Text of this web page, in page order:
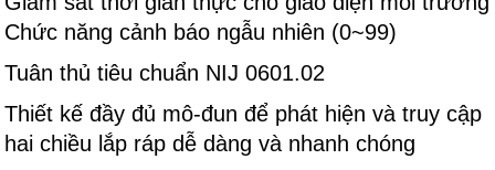
Chức năng cảnh báo ngẫu nhiên (0~99)
Tuân thủ tiêu chuẩn NIJ 0601.02
Thiết kế đầy đủ mô-đun để phát hiện và truy cập
hai chiều lắp ráp dễ dàng và nhanh chóng